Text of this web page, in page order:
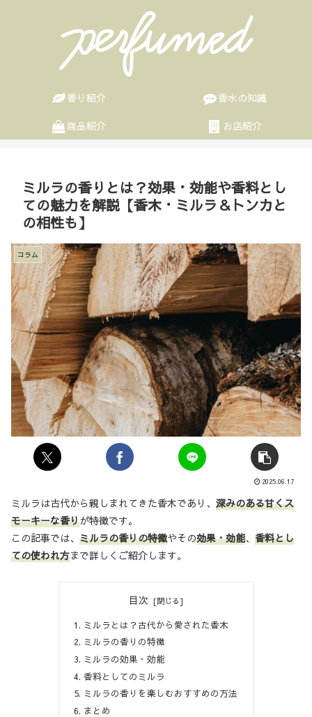
香り紹介
香水の知識
商品紹介
お店紹介
ミルラの香りとは？効果・効能や香料とし
ての魅力を解説【香木・ミルラ＆トンカと
の相性も】
コラム
2025.06.17
ミルラは古代から親しまれてきた香木であり、 深みのある甘くス
モーキーな香りが特徴です。
この記事では、 ミルラの香りの特徴やその効果・効能、 香料とし
ての使われ方まで詳しくご紹介します。
目次
ミルラとは？古代から愛された香木
ミルラの香りの特徴
ミルラの効果・効能
香料としてのミルラ
ミルラの香りを楽しむおすすめの方法
まとめ